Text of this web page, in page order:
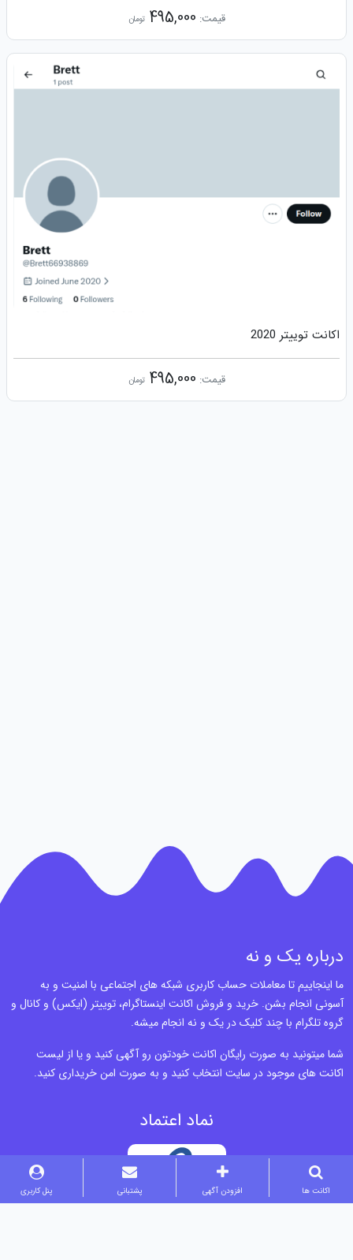
قیمت: 495,000 تومان
اکانت توییتر 2020
قیمت: 495,000 تومان
درباره یک و نه
ما اینجاییم تا معاملات حساب کاربری شبکه های اجتماعی با امنیت و به
آسونی انجام بشن. خرید و فروش اکانت اینستاگرام، توییتر (ایکس) و کانال و
گروه تلگرام با چند کلیک در یک و نه انجام میشه.
شما میتونید به صورت رایگان اکانت خودتون رو آگهی کنید و یا از لیست
اکانت های موجود در سایت انتخاب کنید و به صورت امن خریداری کنید.
نماد اعتماد
اکانت ها افزودن آگهی پشتبانی پنل کاربری